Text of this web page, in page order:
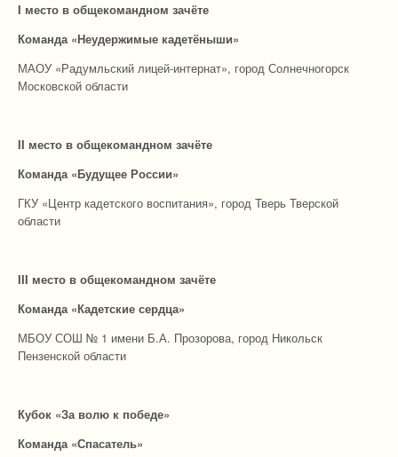
I место в общекомандном зачёте
Команда «Неудержимые кадетёныши»
МАОУ «Радумльский лицей-интернат», город Солнечногорск
Московской области
II место в общекомандном зачёте
Команда «Будущее России»
ГКУ «Центр кадетского воспитания», город Тверь Тверской
области
III место в общекомандном зачёте
Команда «Кадетские сердца»
МБОУ СОШ № 1 имени Б.А. Прозорова, город Никольск
Пензенской области
Кубок «За волю к победе»
Команда «Спасатель»